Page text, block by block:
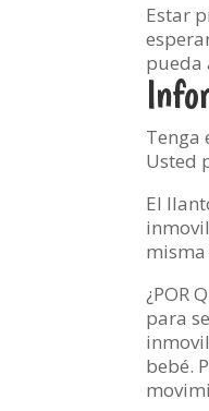
Estar
pueda
Tenga
Usted
El
¿POR
para
bebé.